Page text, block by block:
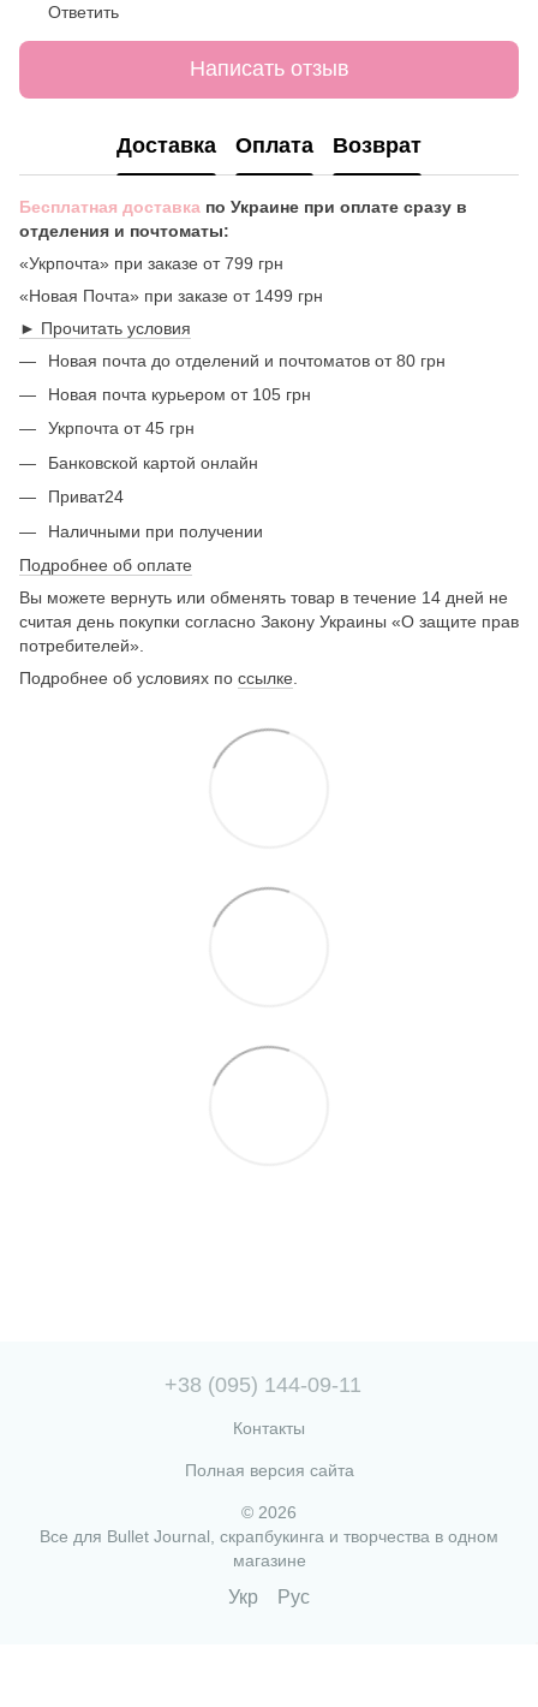
Ответить
Написать отзыв
Доставка Оплата Возврат
Бесплатная доставка по Украине при оплате сразу в
отделения и почтоматы:
«Укрпочта» при заказе от 799 грн
«Новая Почта» при заказе от 1499 грн
► Прочитать условия
Новая почта до отделений и почтоматов от 80 грн
Новая почта курьером от 105 грн
Укрпочта от 45 грн
Банковской картой онлайн
Приват24
Наличными при получении
Подробнее об оплате
Вы можете вернуть или обменять товар в течение 14 дней не
считая день покупки согласно Закону Украины «О защите прав
потребителей».
Подробнее об условиях по ссылке
+38 (095) 144-09-11
Контакты
Полная версия сайта
© 2026
Все для Bullet Journal, скрапбукинга и творчества в одном
магазине
Укр Рус